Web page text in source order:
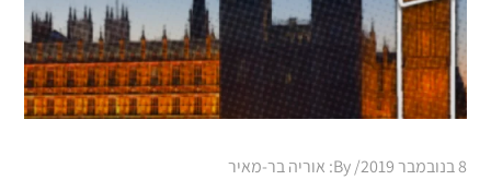
Posted
8 בנובמבר 2019 By: אוריה בר-מאיר